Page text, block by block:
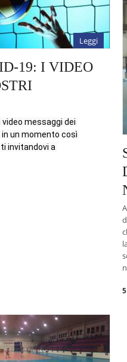
Leggi
19: I VIDEO
messaggi dei
un momento così
invitandovi a